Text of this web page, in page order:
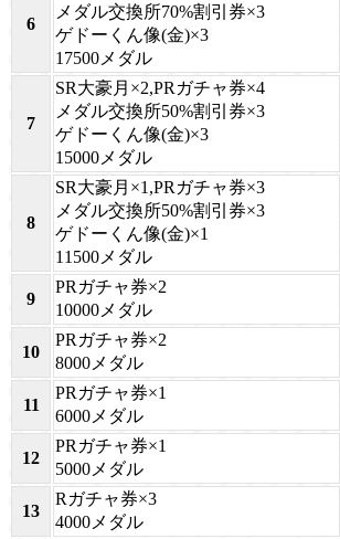
6
メダル交換所70%割引券×3
ゲドーくん像(金)×3
17500メダル
7
SR大豪月×2,PRガチャ券×4
メダル交換所50%割引券×3
ゲドーくん像(金)×3
15000メダル
8
SR大豪月×1,PRガチャ券×3
メダル交換所50%割引券×3
ゲドーくん像(金)×1
11500メダル
9
PRガチャ券×2
10000メダル
10
PRガチャ券×2
8000メダル
11
PRガチャ券×1
6000メダル
12
PRガチャ券×1
5000メダル
13
Rガチャ券×3
4000メダル